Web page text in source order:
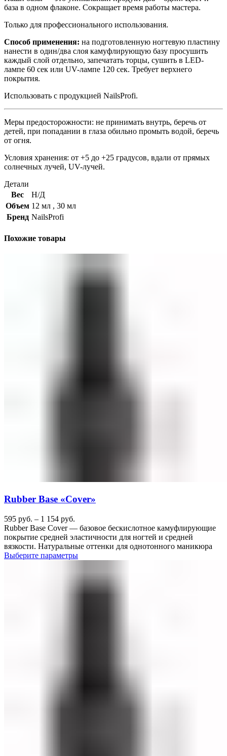
база в одном флаконе. Сокращает время работы мастера.
Только для профессионального использования.
Способ применения: на подготовленную ногтевую пластину
нанести в один/два слоя камуфлирующую базу просушить
каждый слой отдельно, запечатать торцы, сушить в LED-
лампе 60 сек или UV-лампе 120 сек. Требует верхнего
покрытия.
Использовать с продукцией NailsProfi.
Меры предосторожности: не принимать внутрь, беречь от
детей, при попадании в глаза обильно промыть водой, беречь
от огня.
Условия хранения: от +5 до +25 градусов, вдали от прямых
солнечных лучей, UV-лучей.
Детали
Вес
Н/Д
Объем 12 мл , 30 мл
Бренд NailsProfi
Похожие товары
Rubber Base «Cover»
595 руб. – 1 154 руб.
Rubber Base Cover — базовое бескислотное камуфлирующие
покрытие средней эластичности для ногтей и средней
вязкости. Натуральные оттенки для однотонного маникюра
Выберите параметры